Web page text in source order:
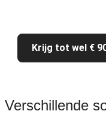
Krijg tot wel €
Verschillende